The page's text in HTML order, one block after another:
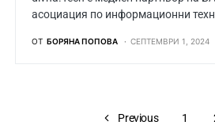
асоциация по информационни
ОТ БОРЯНА ПОПОВА СЕПТЕМВРИ 1, 2024
Previous 1